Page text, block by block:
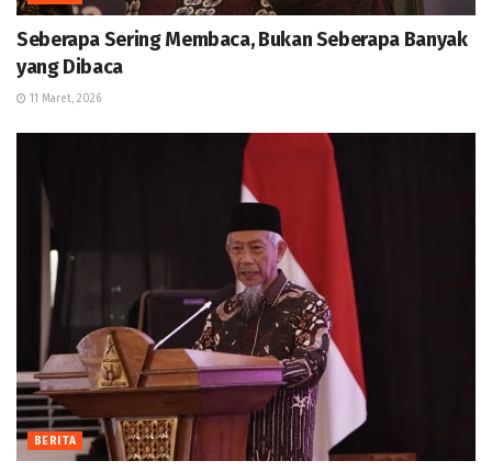
Seberapa Sering Membaca, Bukan Seberapa Banyak
yang Dibaca
11 Maret, 2026
BERITA